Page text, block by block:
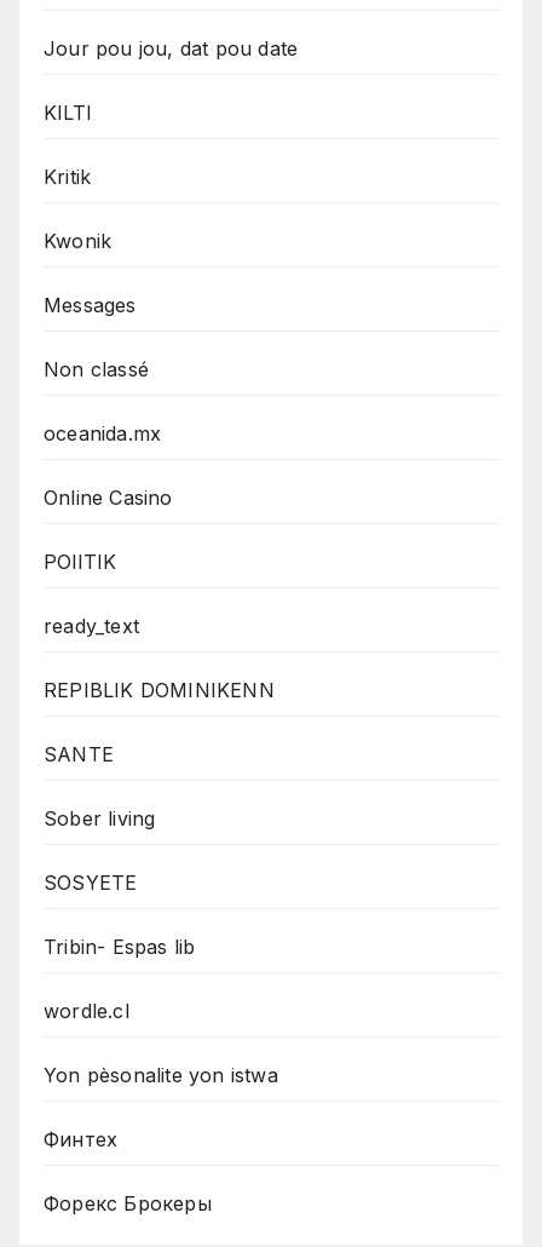
Jour pou jou, dat pou date
KILTI
Kritik
Kwonik
Messages
Non classé
oceanida.mx
Online Casino
POlITIK
ready_text
REPIBLIK DOMINIKENN
SANTE
Sober living
SOSYETE
Tribin- Espas lib
wordle.cl
Yon pèsonalite yon istwa
Финтех
Форекс Брокеры